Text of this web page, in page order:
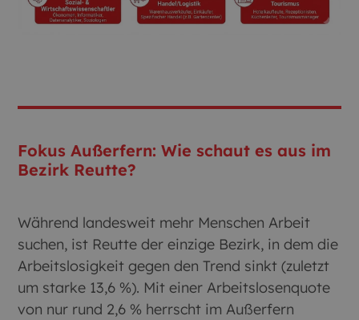
Fokus Außerfern: Wie schaut es aus im
Bezirk Reutte?
Während landesweit mehr Menschen Arbeit
suchen, ist Reutte der einzige Bezirk, in dem die
Arbeitslosigkeit gegen den Trend sinkt (zuletzt
um starke 13,6 %). Mit einer Arbeitslosenquote
von nur rund 2,6 % herrscht im Außerfern